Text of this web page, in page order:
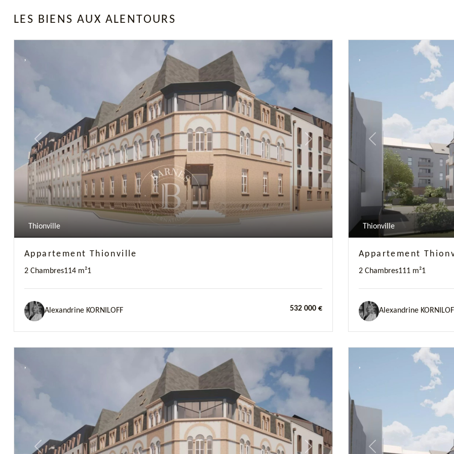
LES BIENS AUX ALENTOURS
Previous Next
Thionville
Appartement Thionville
2 Chambres114 m²1
Alexandrine KORNILOFF 532 000 €
Previous
Thionville
Appartement
2 Chambres111 m²1
Alexandrine
Previous Next Previous